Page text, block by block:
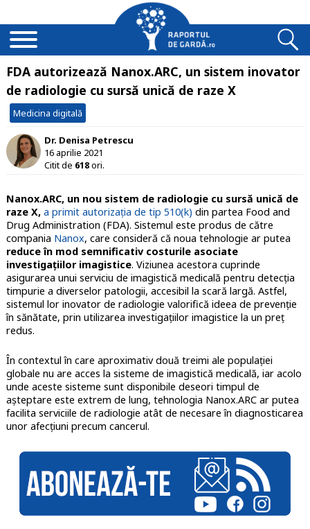
FDA autorizează Nanox.ARC, un sistem inovator
de radiologie cu sursă unică de raze X
Medicina digitală
Dr. Denisa Petrescu
16 aprilie 2021
Citit de 618ori.
Nanox.ARC, un nou sistem de radiologie cu sursă unică de
raze X, a primit autorizația de tip 510(k) din partea Food and
Drug Administration (FDA). Sistemul este produs de către
compania Nanox, care consideră că noua tehnologie ar putea
reduce în mod semnificativ costurile asociate
investigațiilor imagistice. Viziunea acestora cuprinde
asigurarea unui serviciu de imagistică medicală pentru detecția
timpurie a diverselor patologii, accesibil la scară largă. Astfel,
sistemul lor inovator de radiologie valorifică ideea de prevenție
în sănătate, prin utilizarea investigațiilor imagistice la un preț
redus.
În contextul în care aproximativ două treimi ale populației
globale nu are acces la sisteme de imagistică medicală, iar acolo
unde aceste sisteme sunt disponibile deseori timpul de
așteptare este extrem de lung, tehnologia Nanox.ARC ar putea
facilita serviciile de radiologie atât de necesare în diagnosticarea
unor afecțiuni precum cancerul.